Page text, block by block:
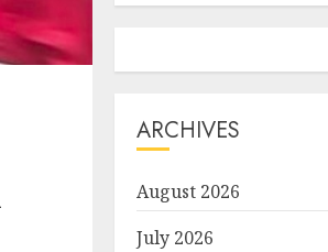
ARCHIVES
August 2026
July 2026